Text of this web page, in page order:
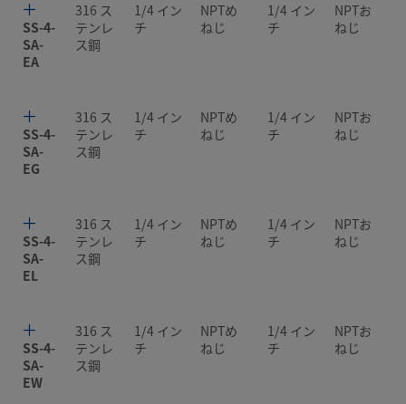
SS-4-
SA-
EA
316 ス
テンレ
ス鋼
1/4 イン
チ
NPTめ
ねじ
1/4 イン
チ
NPTお
ねじ
SS-4-
SA-
EG
316 ス
テンレ
ス鋼
1/4 イン
チ
NPTめ
ねじ
1/4 イン
チ
NPTお
ねじ
SS-4-
SA-
EL
316 ス
テンレ
ス鋼
1/4 イン
チ
NPTめ
ねじ
1/4 イン
チ
NPTお
ねじ
SS-4-
SA-
EW
316 ス
テンレ
ス鋼
1/4 イン
チ
NPTめ
ねじ
1/4 イン
チ
NPTお
ねじ